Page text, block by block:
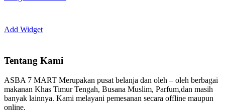
Add Widget
Tentang Kami
ASBA 7 MART Merupakan pusat belanja dan oleh – oleh berbagai
makanan Khas Timur Tengah, Busana Muslim, Parfum,dan masih
banyak lainnya. Kami melayani pemesanan secara offline maupun
online.